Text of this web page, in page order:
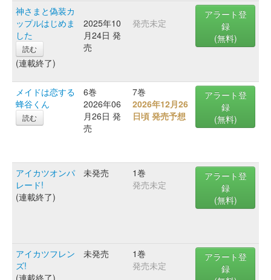
神さまと偽装カ
ップルはじめま
した
読む
(連載終了)
2025年10
月24日 発
売
発売未定
アラート登
録
(無料)
メイドは恋する
蜂谷くん
読む
6巻
2026年06
月26日 発
売
7巻
2026年12月26
日頃 発売予想
アラート登
録
(無料)
アイカツオンパ
レード!
(連載終了)
未発売
1巻
発売未定
アラート登
録
(無料)
アイカツフレン
ズ!
(連載終了)
未発売
1巻
発売未定
アラート登
録